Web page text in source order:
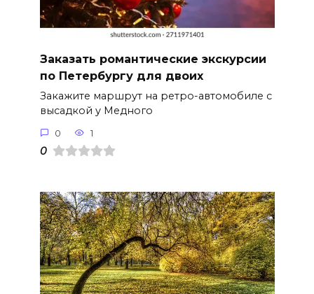
Заказать романтические экскурсии
по Петербургу для двоих
Закажите маршрут на ретро-автомобиле с
высадкой у Медного
0 1
0